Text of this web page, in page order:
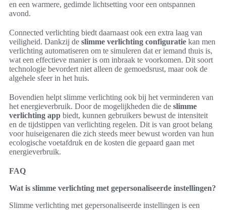
en een warmere, gedimde lichtsetting voor een ontspannen
avond.
Connected verlichting biedt daarnaast ook een extra laag van
veiligheid. Dankzij de slimme verlichting configuratie kan men
verlichting automatiseren om te simuleren dat er iemand thuis is,
wat een effectieve manier is om inbraak te voorkomen. Dit soort
technologie bevordert niet alleen de gemoedsrust, maar ook de
algehele sfeer in het huis.
Bovendien helpt slimme verlichting ook bij het verminderen van
het energieverbruik. Door de mogelijkheden die de slimme
verlichting app biedt, kunnen gebruikers bewust de intensiteit
en de tijdstippen van verlichting regelen. Dit is van groot belang
voor huiseigenaren die zich steeds meer bewust worden van hun
ecologische voetafdruk en de kosten die gepaard gaan met
energieverbruik.
FAQ
Wat is slimme verlichting met gepersonaliseerde instellingen?
Slimme verlichting met gepersonaliseerde instellingen is een